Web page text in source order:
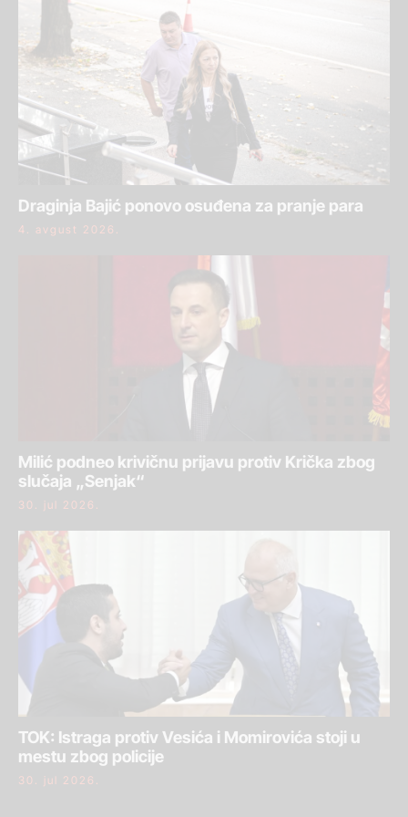
Draginja Bajić ponovo osuđena za pranje para
4. avgust 2026.
Milić podneo krivičnu prijavu protiv Krička zbog
slučaja „Senjak“
30. jul 2026.
TOK: Istraga protiv Vesića i Momirovića stoji u
mestu zbog policije
30. jul 2026.